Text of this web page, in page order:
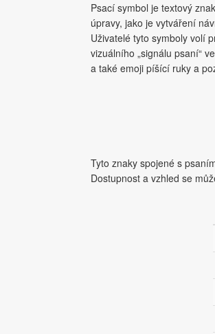
Psací symbol je textový
úpravy, jako je vytváření
Uživatelé tyto symboly volí
vizuálního „signálu psaní“
a také emoji píšící ruky a
Tyto znaky spojené s
Dostupnost a vzhled se